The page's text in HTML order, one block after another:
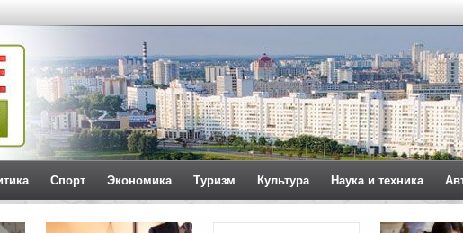
Спорт Экономика Туризм Культура Наука и техника